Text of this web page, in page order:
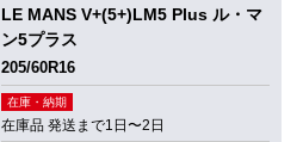
LE MANS V+(5+)LM5 Plus ル・マ
ン5プラス
205/60R16
在庫・納期
在庫品 発送まで1日〜2日